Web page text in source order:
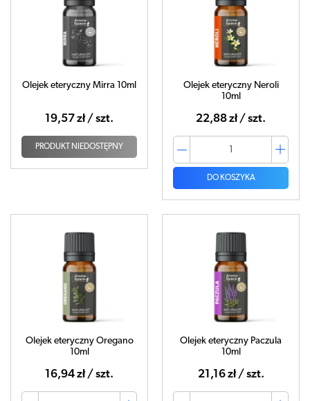
Olejek eteryczny Mirra 10ml
19,57 zł / szt.
PRODUKT NIEDOSTĘPNY
Olejek eteryczny Neroli
10ml
22,88 zł / szt.
DO KOSZYKA
Olejek eteryczny Oregano
10ml
16,94 zł / szt.
Olejek eteryczny Paczula
10ml
21,16 zł / szt.